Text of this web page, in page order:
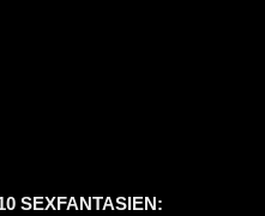
SEXFANTASIEN: